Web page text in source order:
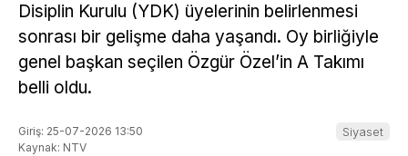
Disiplin Kurulu (YDK) üyelerinin belirlenmesi
sonrası bir gelişme daha yaşandı. Oy birliğiyle
genel başkan seçilen Özgür Özel’in A Takımı
belli oldu.
Giriş: 25-07-2026 13:50
Kaynak: NTV
Siyaset